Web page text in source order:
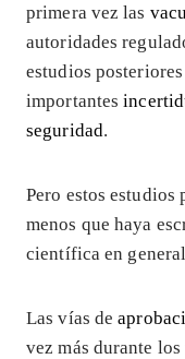
primera vez las
autoridades
estudios
importantes
seguridad.
Pero estos estudios
menos que haya
científica en
Las vías de
vez más durante